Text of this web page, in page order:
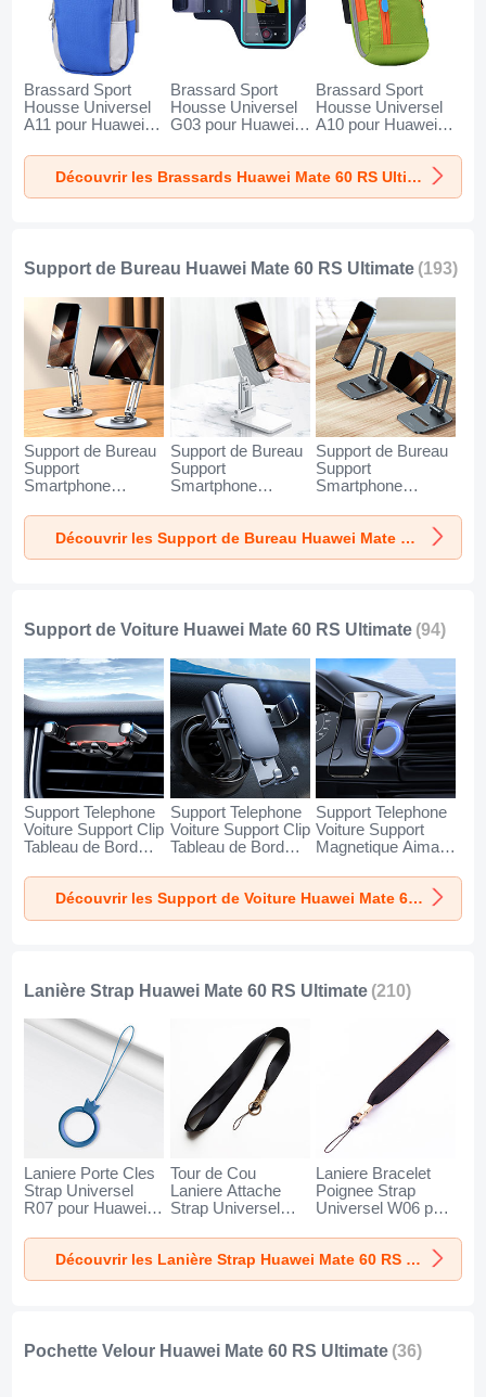
Brassard Sport
Housse Universel
A11 pour Huawei
Ultimate Bleu
Brassard Sport
Housse Universel
G03 pour Huawei
Ultimate Noir
Brassard Sport
Housse Universel
A10 pour Huawei
Ultimate Vert
Découvrir les Brassards Huawei Mate 60 RS Ultimate
Support de Bureau Huawei Mate 60 RS Ultimate (193)
Support de Bureau
Support
Smartphone
Huawei Mate 60
RS Ultimate Argent
Support de Bureau
Support
Smartphone
Huawei Mate 60
RS Ultimate Blanc
Support de Bureau
Support
Smartphone
Huawei Mate 60
RS Ultimate Noir
Découvrir les Support de Bureau Huawei Mate 60 RS Ultimate
Support de Voiture Huawei Mate 60 RS Ultimate (94)
Support Telephone
Voiture Support Clip
Tableau de Bord
Huawei Mate 60
RS Ultimate Noir
Support Telephone
Voiture Support Clip
Tableau de Bord
Huawei Mate 60
RS Ultimate Noir
Support Telephone
Voiture Support
Magnetique Aimant
Universel BS1 pour
Huawei Mate 60
RS Ultimate Noir
Découvrir les Support de Voiture Huawei Mate 60 RS Ultimate
Lanière Strap Huawei Mate 60 RS Ultimate (210)
Laniere Porte Cles
Strap Universel
R07 pour Huawei
Ultimate Bleu
Tour de Cou
Laniere Attache
Strap Universel
Mate 60 RS
Ultimate Noir
Laniere Bracelet
Poignee Strap
Universel W06 pour
RS Ultimate Noir
Découvrir les Lanière Strap Huawei Mate 60 RS Ultimate
Pochette Velour Huawei Mate 60 RS Ultimate (36)